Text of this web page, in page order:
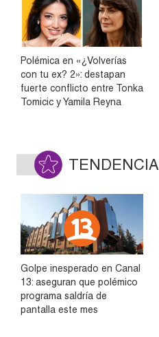
Polémica en «¿Volverías
con tu ex? 2»: destapan
fuerte conflicto entre Tonka
Tomicic y Yamila Reyna
TENDENCIA
Golpe inesperado en Canal
13: aseguran que polémico
programa saldría de
pantalla este mes